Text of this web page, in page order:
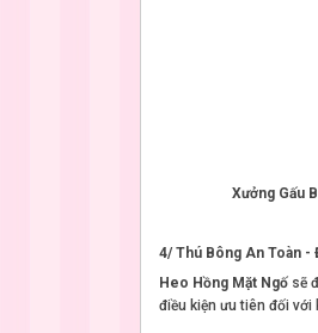
Xưởng Gấu
4/ Thú Bông An Toàn -
Heo Hồng Mặt Ngố sẽ
điều kiện ưu tiên đối